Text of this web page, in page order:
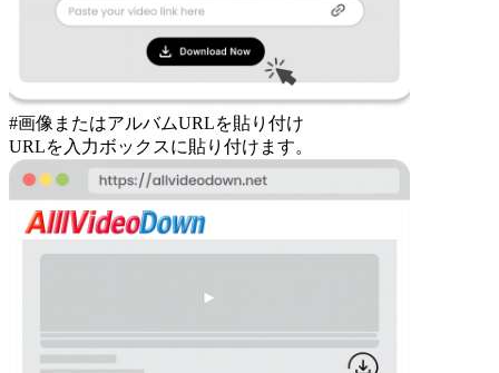
#画像またはアルバムURLを貼り付け
URLを入力ボックスに貼り付けます。